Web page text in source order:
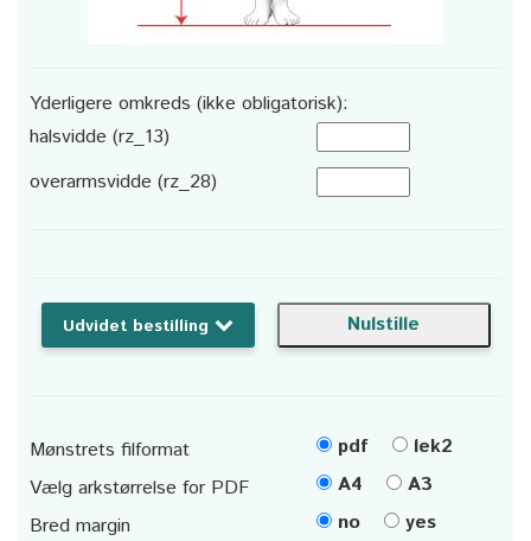
Yderligere omkreds (ikke obligatorisk):
halsvidde (rz_13)
overarmsvidde (rz_28)
Udvidet bestilling
Mønstrets filformat pdf
lek2
Vælg arkstørrelse for PDF
A4
A3
Bred margin
no
yes